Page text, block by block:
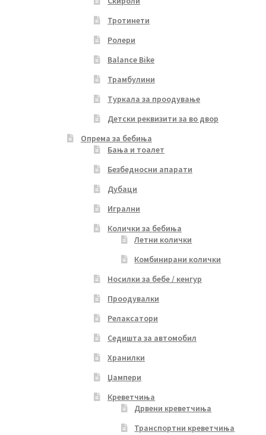
Тротинети
Ролери
Balance Bike
Трамбулини
Туркала за проодување
Детски реквизити за во двор
Опрема за бебиња
Бања и тоалет
Безбедносни апарати
Дубаци
Игрални
Колички за бебиња
Летни колички
Комбинирани колички
Носилки за бебе / кенгур
Проодувалки
Релаксатори
Седишта за автомобил
Хранилки
Џампери
Креветчиња
Дрвени креветчиња
Транспортни креветчиња